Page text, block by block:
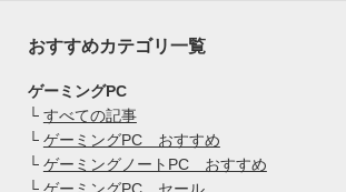
おすすめカテゴリ一覧
ゲーミングPC
└ すべての記事
└ ゲーミングPC おすすめ
└ ゲーミングノートPC おすすめ
└ ゲーミングPC セール